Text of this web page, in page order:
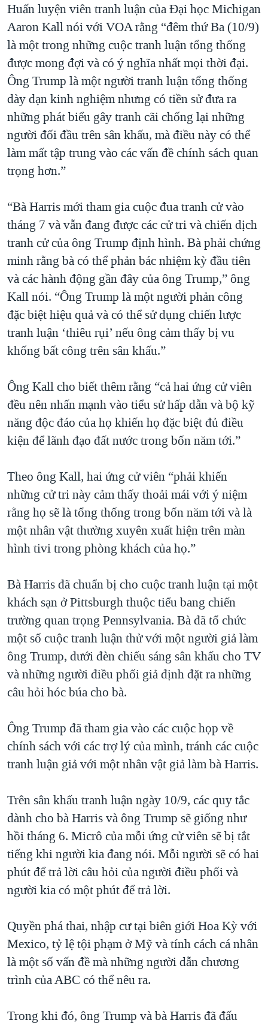
Huấn luyện viên tranh luận của Đại học Michigan
Aaron Kall nói với VOA rằng “đêm thứ Ba (10/9)
là một trong những cuộc tranh luận tổng thống
được mong đợi và có ý nghĩa nhất mọi thời đại.
Ông Trump là một người tranh luận tổng thống
dày dạn kinh nghiệm nhưng có tiền sử đưa ra
những phát biểu gây tranh cãi chống lại những
người đối đầu trên sân khấu, mà điều này có thể
làm mất tập trung vào các vấn đề chính sách quan
trọng hơn.”
“Bà Harris mới tham gia cuộc đua tranh cử vào
tháng 7 và vẫn đang được các cử tri và chiến dịch
tranh cử của ông Trump định hình. Bà phải chứng
minh rằng bà có thể phản bác nhiệm kỳ đầu tiên
và các hành động gần đây của ông Trump,” ông
Kall nói. “Ông Trump là một người phản công
đặc biệt hiệu quả và có thể sử dụng chiến lược
tranh luận ‘thiêu rụi’ nếu ông cảm thấy bị vu
khống bất công trên sân khấu.”
Ông Kall cho biết thêm rằng “cả hai ứng cử viên
đều nên nhấn mạnh vào tiểu sử hấp dẫn và bộ kỹ
năng độc đáo của họ khiến họ đặc biệt đủ điều
kiện để lãnh đạo đất nước trong bốn năm tới.”
Theo ông Kall, hai ứng cử viên “phải khiến
những cử tri này cảm thấy thoải mái với ý niệm
rằng họ sẽ là tổng thống trong bốn năm tới và là
một nhân vật thường xuyên xuất hiện trên màn
hình tivi trong phòng khách của họ.”
Bà Harris đã chuẩn bị cho cuộc tranh luận tại một
khách sạn ở Pittsburgh thuộc tiểu bang chiến
trường quan trọng Pennsylvania. Bà đã tổ chức
một số cuộc tranh luận thử với một người giả làm
ông Trump, dưới đèn chiếu sáng sân khấu cho TV
và những người điều phối giả định đặt ra những
câu hỏi hóc búa cho bà.
Ông Trump đã tham gia vào các cuộc họp về
chính sách với các trợ lý của mình, tránh các cuộc
tranh luận giả với một nhân vật giả làm bà Harris.
Trên sân khấu tranh luận ngày 10/9, các quy tắc
dành cho bà Harris và ông Trump sẽ giống như
hồi tháng 6. Micrô của mỗi ứng cử viên sẽ bị tắt
tiếng khi người kia đang nói. Mỗi người sẽ có hai
phút để trả lời câu hỏi của người điều phối và
người kia có một phút để trả lời.
Quyền phá thai, nhập cư tại biên giới Hoa Kỳ với
Mexico, tỷ lệ tội phạm ở Mỹ và tính cách cá nhân
là một số vấn đề mà những người dẫn chương
trình của ABC có thể nêu ra.
Trong khi đó, ông Trump và bà Harris đã đấu